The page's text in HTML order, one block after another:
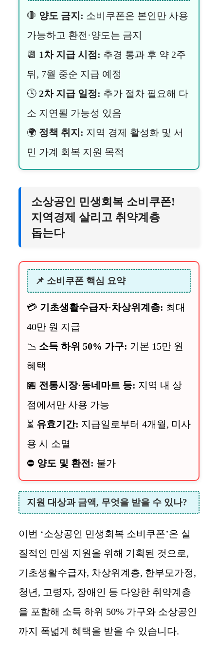
🛑 양도 금지: 소비쿠폰은 본인만 사용
가능하고 환전·양도는 금지
📆 1차 지급 시점: 추경 통과 후 약 2주
뒤, 7월 중순 지급 예정
🕓 2차 지급 일정: 추가 절차 필요해 다
소 지연될 가능성 있음
🌍 정책 취지: 지역 경제 활성화 및 서
민 가계 회복 지원 목적
소상공인 민생회복 소비쿠폰!
지역경제 살리고 취약계층
돕는다
📌 소비쿠폰 핵심 요약
💳 기초생활수급자·차상위계층: 최대
40만 원 지급
📉 소득 하위 50% 가구: 기본 15만 원
혜택
🏪 전통시장·동네마트 등: 지역 내 상
점에서만 사용 가능
⏳ 유효기간: 지급일로부터 4개월, 미사
용 시 소멸
⛔ 양도 및 환전: 불가
지원 대상과 금액, 무엇을 받을 수 있나?
이번 ‘소상공인 민생회복 소비쿠폰’은 실
질적인 민생 지원을 위해 기획된 것으로,
기초생활수급자, 차상위계층, 한부모가정,
청년, 고령자, 장애인 등 다양한 취약계층
을 포함해 소득 하위 50% 가구와 소상공인
까지 폭넓게 혜택을 받을 수 있습니다.